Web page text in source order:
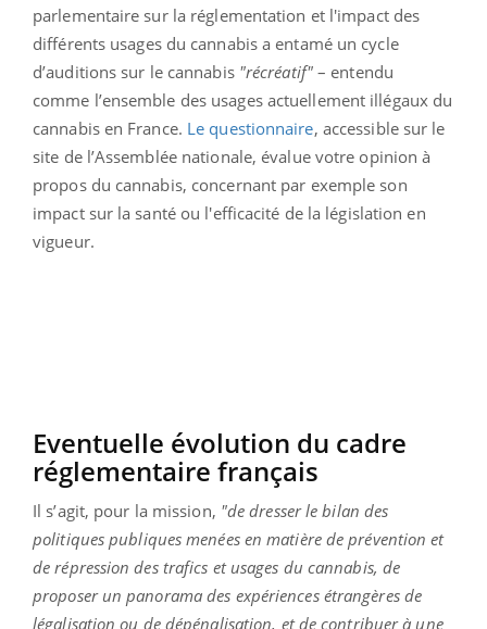
parlementaire sur la réglementation et l'impact des
différents usages du cannabis a entamé un cycle
d’auditions sur le cannabis "récréatif"– entendu
comme l’ensemble des usages actuellement illégaux du
cannabis en France. Le questionnaire, accessible sur le
site de l’Assemblée nationale, évalue votre opinion à
propos du cannabis, concernant par exemple son
impact sur la santé ou l'efficacité de la législation en
vigueur.
Eventuelle évolution du cadre
réglementaire français
Il s’agit, pour la mission, "de dresser le bilan des
politiques publiques menées en matière de prévention et
de répression des trafics et usages du cannabis, de
proposer un panorama des expériences étrangères de
légalisation ou de dépénalisation, et de contribuer à une